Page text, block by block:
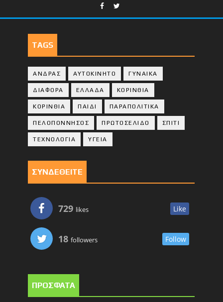
TAGS
ΑΝΔΡΑΣ ΑΥΤΟΚΙΝΗΤΟ ΓΥΝΑΙΚΑ
ΔΙΑΦΟΡΑ ΕΛΛΑΔΑ ΚΟΡΙΝΘΙΑ
ΚΟΡΙΝΘΙA ΠΑΙΔΙ ΠΑΡΑΠΟΛΙΤΙΚΑ
ΠΕΛΟΠΟΝΝΗΣΟΣ ΠΡΩΤΟΣΕΛΙΔΟ ΣΠΙΤΙ
ΤΕΧΝΟΛΟΓΙΑ ΥΓΕΙΑ
ΣΥΝΔΕΘΕΙΤΕ
729 likes Like
18 followers Follow
ΠΡΟΣΦΑΤΑ